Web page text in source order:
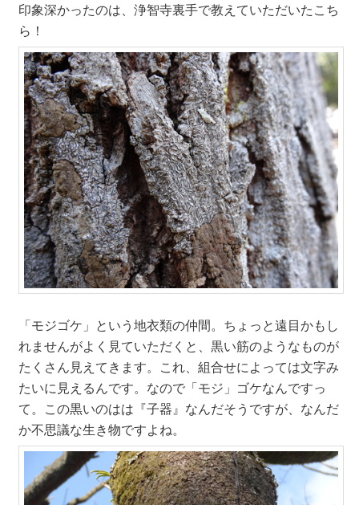
印象深かったのは、浄智寺裏手で教えていただいたこち
ら！
「モジゴケ」という地衣類の仲間。ちょっと遠目かもし
れませんがよく見ていただくと、黒い筋のようなものが
たくさん見えてきます。これ、組合せによっては文字み
たいに見えるんです。なので「モジ」ゴケなんですっ
て。この黒いのはは『子器』なんだそうですが、なんだ
か不思議な生き物ですよね。